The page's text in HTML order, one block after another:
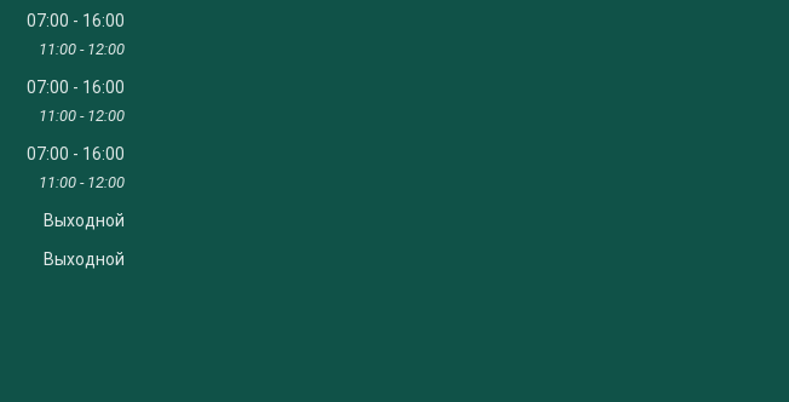
07:00 16:00
11:00 12:00
07:00 16:00
11:00 12:00
07:00 16:00
11:00 12:00
Выходной
Выходной